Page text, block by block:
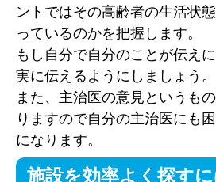
ントではその高齢者の生活状
っているのかを把握します。
もし自分で自分のことが伝え
実に伝えるようにしましょう。
また、主治医の意見というも
りますので自分の主治医にも
になります。
施設を効率よく探すに